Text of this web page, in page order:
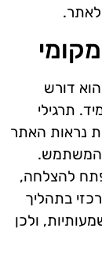
דורש
תרגילי
נראות האתר
המשתמש.
להצלחה,
בתהליך
ולכן